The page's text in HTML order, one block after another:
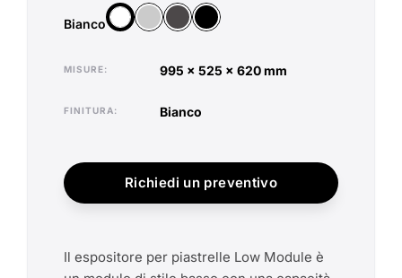
Bianco
BiancoArgentoAntraciteNero
MISURE 995 x 525 x 620 mm
FINITURA bianco
Richiedi un preventivo
Il espositore per piastrelle Low Module è